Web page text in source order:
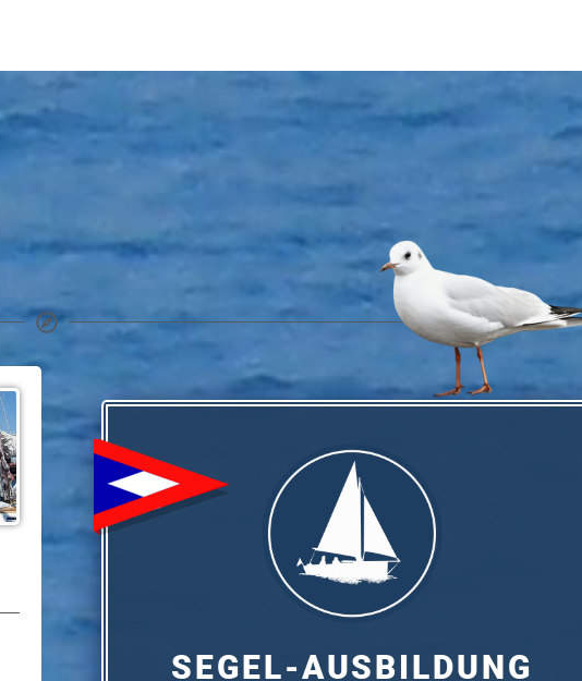
SEGEL-AUSBILDUNG